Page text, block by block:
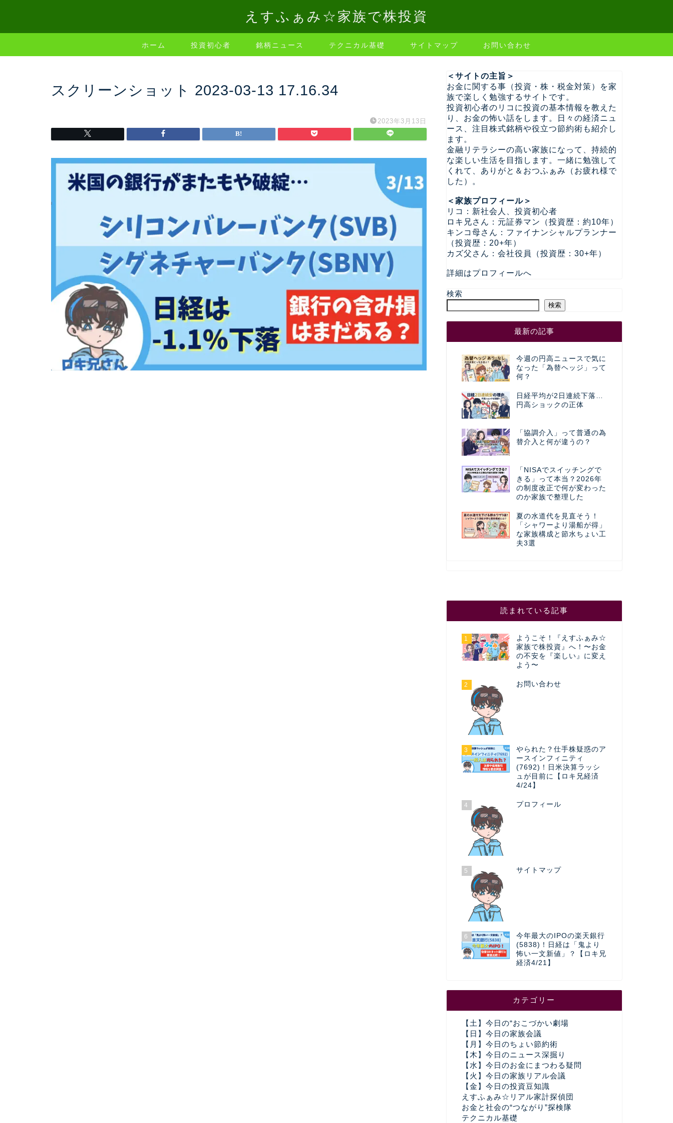
えすふぁみ☆家族で株投資
ホーム 投資初心者 銘柄ニュース テクニカル基礎 サイトマップ お問い合わせ
スクリーンショット 2023-03-13 17.16.34
2023年3月13日
＜サイトの主旨＞
お金に関する事（投資・株・税金対策）を家
族で楽しく勉強するサイトです。
投資初心者のリコに投資の基本情報を教えた
り、お金の怖い話をします。日々の経済ニュ
ース、注目株式銘柄や役立つ節約術も紹介し
ます。
金融リテラシーの高い家族になって、持続的
な楽しい生活を目指します。一緒に勉強して
くれて、ありがと＆おつふぁみ（お疲れ様で
した）。
＜家族プロフィール＞
リコ：新社会人、投資初心者
ロキ兄さん：元証券マン（投資歴：約10年）
キンコ母さん：ファイナンシャルプランナー
（投資歴：20+年）
カズ父さん：会社役員（投資歴：30+年）
詳細はプロフィールへ
検索
検索
最新の記事
今週の円高ニュースで気に
なった「為替ヘッジ」って
何？
日経平均が2日連続下落…
円高ショックの正体
「協調介入」って普通の為
替介入と何が違うの？
「NISAでスイッチングで
きる」って本当？2026年
の制度改正で何が変わった
のか家族で整理した
夏の水道代を見直そう！
「シャワーより湯船が得」
な家族構成と節水ちょい工
夫3選
読まれている記事
1
ようこそ！『えすふぁみ☆
家族で株投資』へ！〜お金
の不安を『楽しい』に変え
よう〜
2 お問い合わせ
3
やられた？仕手株疑惑のア
ースインフィニティ
(7692)！日米決算ラッシ
ュが目前に【ロキ兄経済
4/24】
4 プロフィール
5 サイトマップ
6
今年最大のIPOの楽天銀行
(5838)！日経は「鬼より
怖い一文新値」？【ロキ兄
経済4/21】
カテゴリー
【土】今日の“おこづかい劇場
【日】今日の家族会議
【月】今日のちょい節約術
【木】今日のニュース深掘り
【水】今日のお金にまつわる疑問
【火】今日の家族リアル会議
【金】今日の投資豆知識
えすふぁみ☆リアル家計探偵団
お金と社会の“つながり”探検隊
テクニカル基礎